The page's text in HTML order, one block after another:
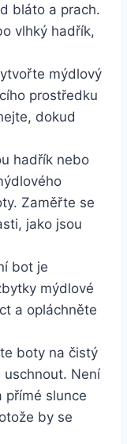
bláto ⁤a prach.
vlhký hadřík,⁢
mýdlový
prostředku
​dokud
hadřík nebo
Zaměřte ⁢se
jako ‍jsou⁢
bot je
mýdlové
a opláchněte
⁣boty na čistý
⁢uschnout. Není
přímé slunce
by‌ se